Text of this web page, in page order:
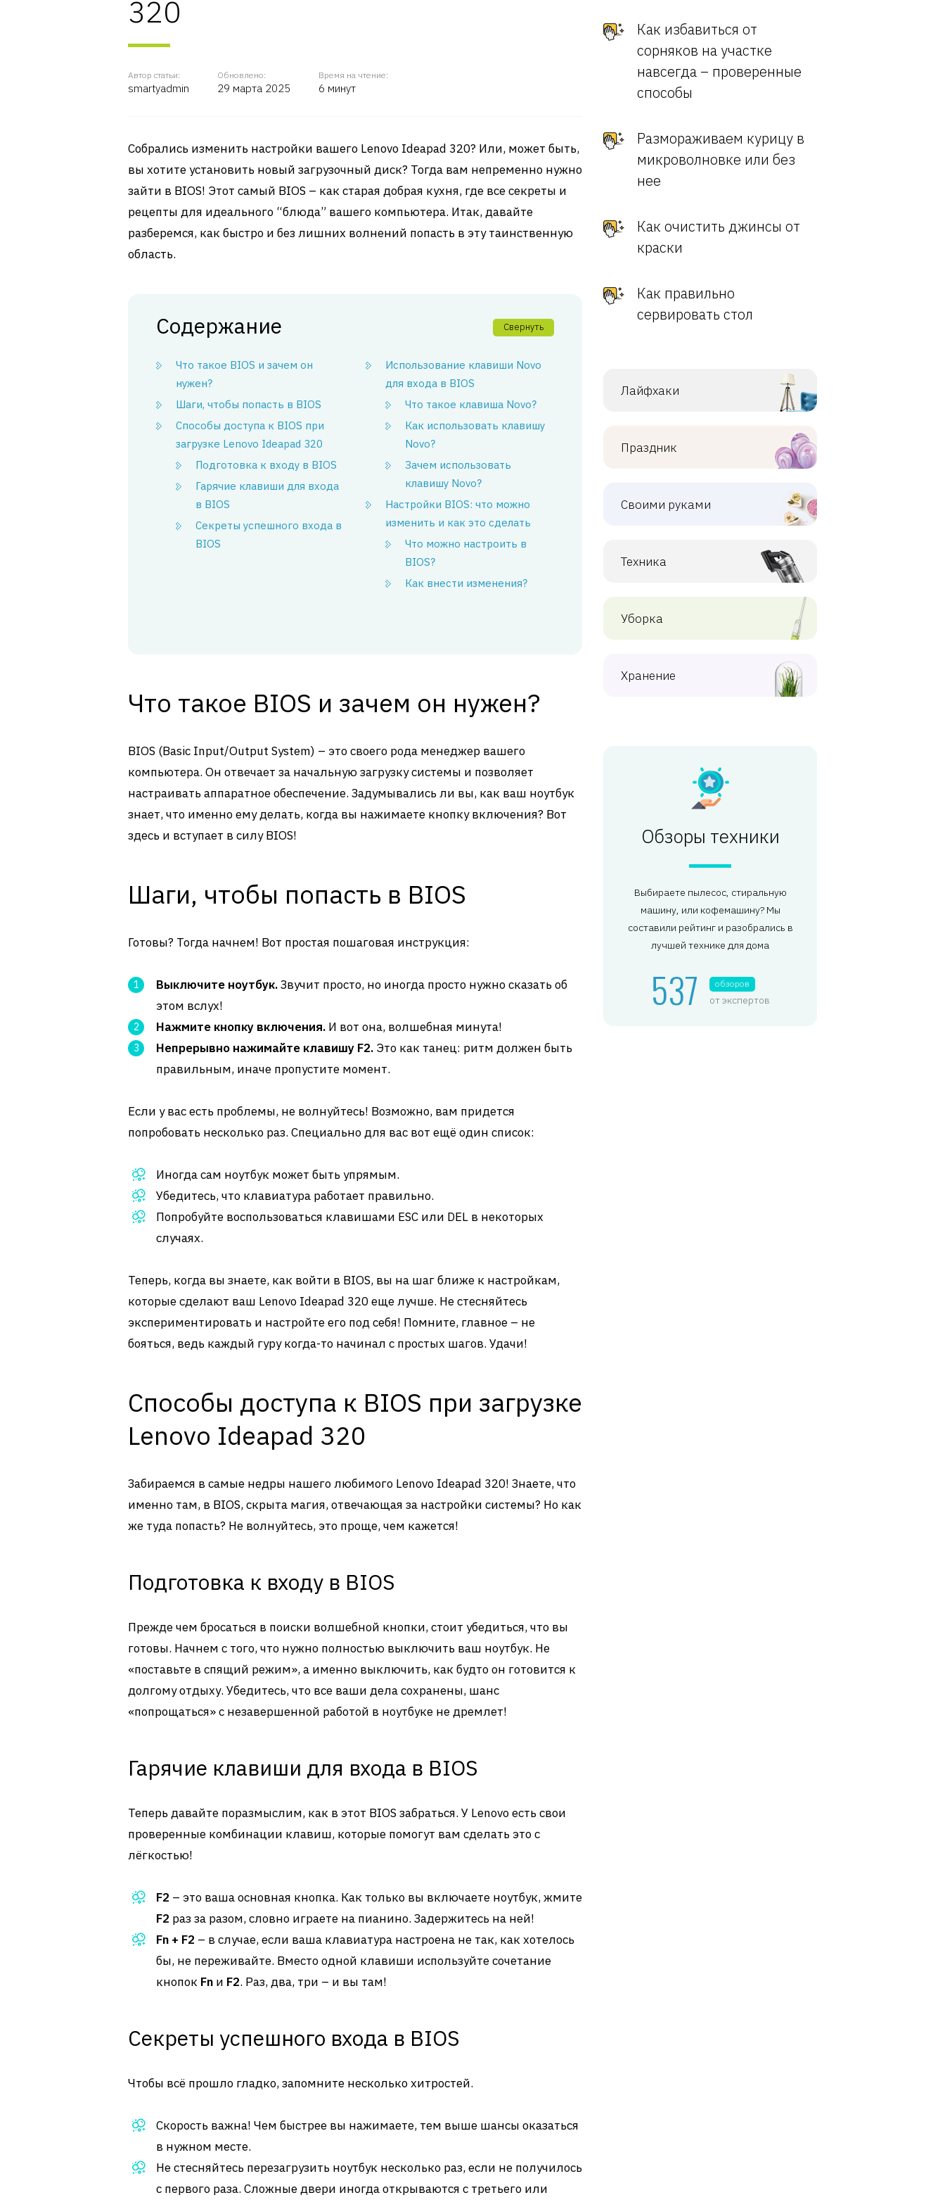
320
Автор статьи:
smartyadmin
Обновлено:
29 марта 2025
Время на чтение:
6 минут
Собрались изменить настройки вашего Lenovo Ideapad 320? Или, может быть,
вы хотите установить новый загрузочный диск? Тогда вам непременно нужно
зайти в BIOS! Этот самый BIOS – как старая добрая кухня, где все секреты и
рецепты для идеального “блюда” вашего компьютера. Итак, давайте
разберемся, как быстро и без лишних волнений попасть в эту таинственную
область.
Содержание Свернуть
Что такое BIOS и зачем он
нужен?
Шаги, чтобы попасть в BIOS
Способы доступа к BIOS при
загрузке Lenovo Ideapad 320
Подготовка к входу в BIOS
Гарячие клавиши для входа
в BIOS
Секреты успешного входа в
BIOS
Использование клавиши Novo
для входа в BIOS
Что такое клавиша Novo?
Как использовать клавишу
Novo?
Зачем использовать
клавишу Novo?
Настройки BIOS: что можно
изменить и как это сделать
Что можно настроить в
BIOS?
Как внести изменения?
Что такое BIOS и зачем он нужен?
BIOS (Basic Input/Output System) – это своего рода менеджер вашего
компьютера. Он отвечает за начальную загрузку системы и позволяет
настраивать аппаратное обеспечение. Задумывались ли вы, как ваш ноутбук
знает, что именно ему делать, когда вы нажимаете кнопку включения? Вот
здесь и вступает в силу BIOS!
Шаги, чтобы попасть в BIOS
Готовы? Тогда начнем! Вот простая пошаговая инструкция:
Выключите ноутбук.Звучит просто, но иногда просто нужно сказать об
этом вслух!
Нажмите кнопку включения. И вот она, волшебная минута!
Непрерывно нажимайте клавишу F2. Это как танец: ритм должен быть
правильным, иначе пропустите момент.
Если у вас есть проблемы, не волнуйтесь! Возможно, вам придется
попробовать несколько раз. Специально для вас вот ещё один список:
Иногда сам ноутбук может быть упрямым.
Убедитесь, что клавиатура работает правильно.
Попробуйте воспользоваться клавишами ESC или DEL в некоторых
случаях.
Теперь, когда вы знаете, как войти в BIOS, вы на шаг ближе к настройкам,
которые сделают ваш Lenovo Ideapad 320 еще лучше. Не стесняйтесь
экспериментировать и настройте его под себя! Помните, главное – не
бояться, ведь каждый гуру когда-то начинал с простых шагов. Удачи!
Способы доступа к BIOS при загрузке
Lenovo Ideapad 320
Забираемся в самые недры нашего любимого Lenovo Ideapad 320! Знаете, что
именно там, в BIOS, скрыта магия, отвечающая за настройки системы? Но как
же туда попасть? Не волнуйтесь, это проще, чем кажется!
Подготовка к входу в BIOS
Прежде чем бросаться в поиски волшебной кнопки, стоит убедиться, что вы
готовы. Начнем с того, что нужно полностью выключить ваш ноутбук. Не
«поставьте в спящий режим», а именно выключить, как будто он готовится к
долгому отдыху. Убедитесь, что все ваши дела сохранены, шанс
«попрощаться» с незавершенной работой в ноутбуке не дремлет!
Гарячие клавиши для входа в BIOS
Теперь давайте поразмыслим, как в этот BIOS забраться. У Lenovo есть свои
проверенные комбинации клавиш, которые помогут вам сделать это с
лёгкостью!
F2 – это ваша основная кнопка. Как только вы включаете ноутбук, жмите
F2 раз за разом, словно играете на пианино. Задержитесь на ней!
Fn + F2 – в случае, если ваша клавиатура настроена не так, как хотелось
бы, не переживайте. Вместо одной клавиши используйте сочетание
кнопок Fn и F2. Раз, два, три – и вы там!
Секреты успешного входа в BIOS
Чтобы всё прошло гладко, запомните несколько хитростей.
Скорость важна! Чем быстрее вы нажимаете, тем выше шансы оказаться
в нужном месте.
Не стесняйтесь перезагрузить ноутбук несколько раз, если не получилось
с первого раза. Сложные двери иногда открываются с третьего или
Как избавиться от
сорняков на участке
навсегда – проверенные
способы
Размораживаем курицу в
микроволновке или без
нее
Как очистить джинсы от
краски
Как правильно
сервировать стол
Лайфхаки
Праздник
Своими руками
Техника
Уборка
Хранение
Обзоры техники
Выбираете пылесос, стиральную
машину, или кофемашину? Мы
составили рейтинг и разобрались в
лучшей технике для дома
537 обзоров
от экспертов